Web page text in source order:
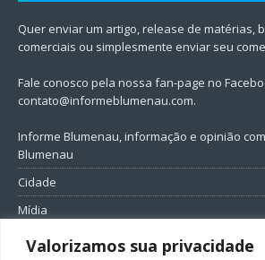
Valorizamos sua privacidade
Quer enviar um artigo, release de matérias,
comerciais ou simplesmente enviar seu
Fale conosco pela nossa fan-page no
contato@informeblumenau.com.
Informe Blumenau, informação e opinião
Blumenau
Cidade
Mídia
Entretenimento